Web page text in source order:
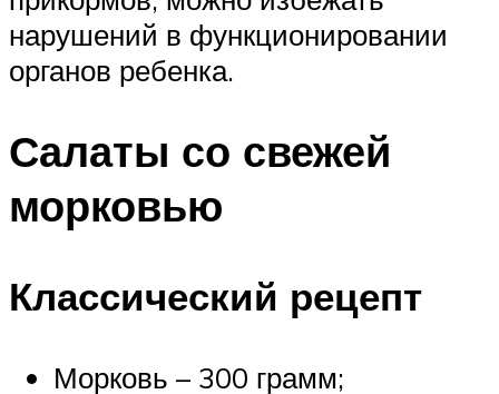
нарушений в функционировании
органов ребенка.
Салаты со свежей
морковью
Классический рецепт
Морковь – 300 грамм;